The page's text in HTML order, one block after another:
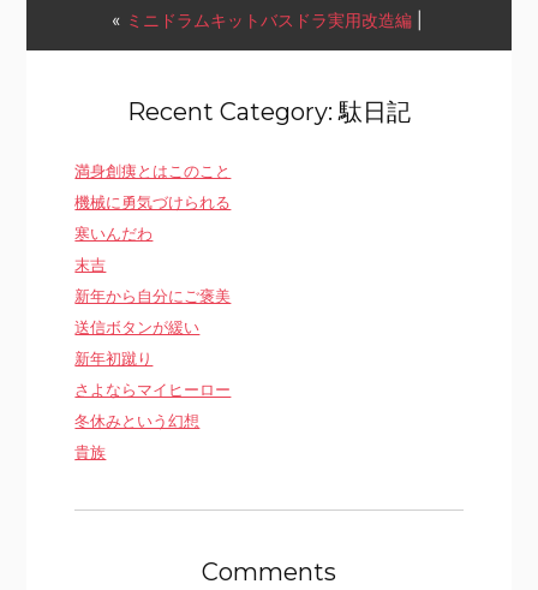
« ミニドラムキットバスドラ実用改造編|
Recent Category: 駄日記
満身創痍とはこのこと
機械に勇気づけられる
寒いんだわ
末吉
新年から自分にご褒美
送信ボタンが緩い
新年初蹴り
さよならマイヒーロー
冬休みという幻想
貴族
Comments